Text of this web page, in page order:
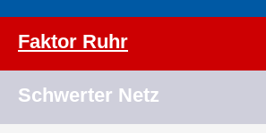
Faktor Ruhr
Schwerter Netz